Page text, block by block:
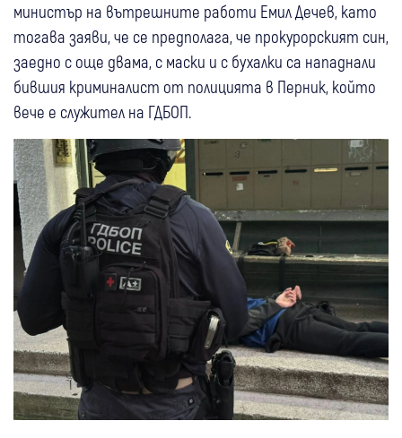
министър на вътрешните работи Емил Дечев, като
тогава заяви, че се предполага, че прокурорският син,
заедно с още двама, с маски и с бухалки са нападнали
бившия криминалист от полицията в Перник, който
вече е служител на ГДБОП.